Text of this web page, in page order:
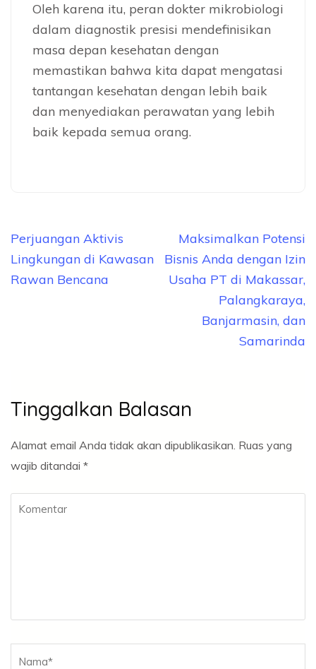
Oleh karena itu, peran dokter mikrobiologi
dalam diagnostik presisi mendefinisikan
masa depan kesehatan dengan
memastikan bahwa kita dapat mengatasi
tantangan kesehatan dengan lebih baik
dan menyediakan perawatan yang lebih
baik kepada semua orang.
Navigasi
pos
Perjuangan Aktivis
Lingkungan di Kawasan
Rawan Bencana
Maksimalkan Potensi
Bisnis Anda dengan Izin
Usaha PT di Makassar,
Palangkaraya,
Banjarmasin, dan
Samarinda
Tinggalkan Balasan
Alamat email Anda tidak akan dipublikasikan. Ruas yang
wajib ditandai *
Komentar